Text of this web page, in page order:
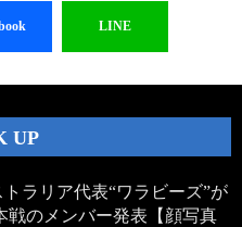
LINE
UP
トラリア代表“ワラビーズ”が
戦のメンバー発表【顔写真